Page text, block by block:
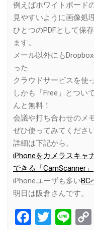
例えばホワイトボード
見やすいように画像処
ひとつのPDFとして保
ます。
メール以外にも
った
クラウドサービスを使
しかも「Free」とつい
んと無料！
会議や打ち合わせのメ
ぜひ使ってみてください
詳細は下記から。
iPhoneをカメラスキャ
できる「CamScanner」
iPhoneユーザも多いBC
明日は阪倉さんです。
Facebook
Twitter
Line